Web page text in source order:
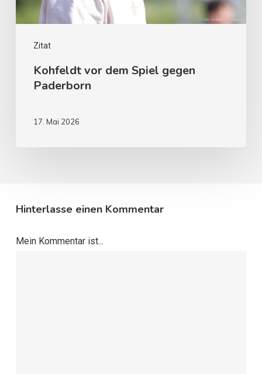
Zitat
Kohfeldt vor dem Spiel gegen
Paderborn
17. Mai 2026
Hinterlasse einen Kommentar
Mein Kommentar ist...